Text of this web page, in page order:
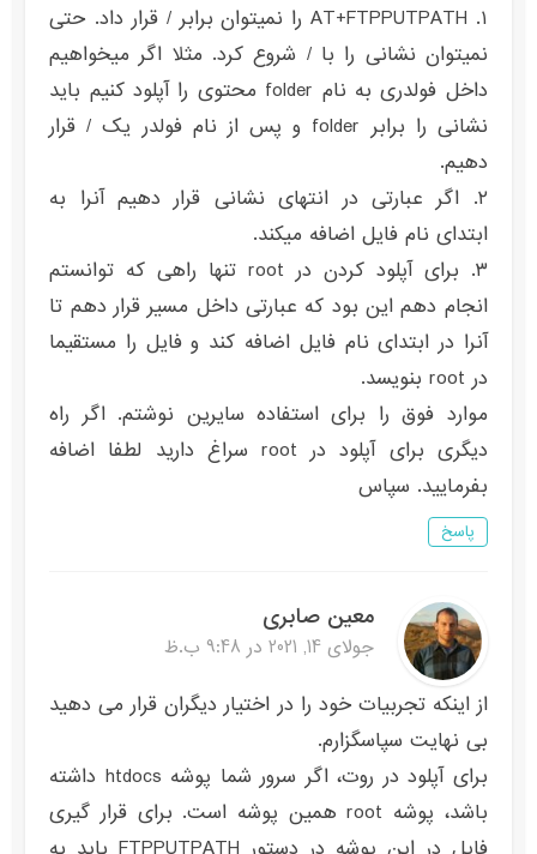
۱. AT+FTPPUTPATH را نمیتوان برابر / قرار داد. حتی
نمیتوان نشانی را با / شروع کرد. مثلا اگر میخواهیم
داخل فولدری به نام folder محتوی را آپلود کنیم باید
نشانی را برابر folder و پس از نام فولدر یک / قرار
دهیم.
۲. اگر عبارتی در انتهای نشانی قرار دهیم آنرا به
ابتدای نام فایل اضافه میکند.
۳. برای آپلود کردن در root تنها راهی که توانستم
انجام دهم این بود که عبارتی داخل مسیر قرار دهم تا
آنرا در ابتدای نام فایل اضافه کند و فایل را مستقیما
در root بنویسد.
موارد فوق را برای استفاده سایرین نوشتم. اگر راه
دیگری برای آپلود در root سراغ دارید لطفا اضافه
بفرمایید. سپاس
پاسخ
معین صابری
جولای 14, 2021 در 9:48 ب.ظ
از اینکه تجربیات خود را در اختیار دیگران قرار می دهید
بی نهایت سپاسگزارم.
برای آپلود در روت، اگر سرور شما پوشه htdocs داشته
باشد، پوشه root همین پوشه است. برای قرار گیری